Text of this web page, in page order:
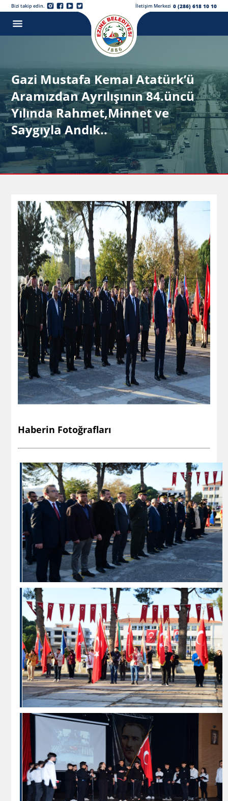
Bizi takip edin. İletişim Merkezi 0 (286) 618 10 10
Gazi Mustafa Kemal Atatürk’ü
Aramızdan Ayrılışının 84.üncü
Yılında Rahmet,Minnet ve
Saygıyla Andık..
Haberin Fotoğrafları